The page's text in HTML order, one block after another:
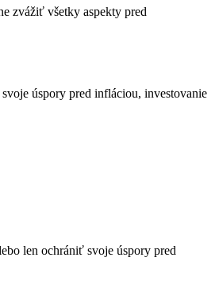
zvážiť všetky aspekty pred
úspory pred infláciou, investovanie
len ochrániť svoje úspory pred